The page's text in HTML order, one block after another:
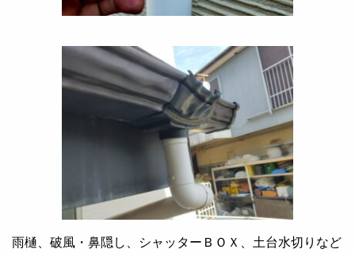
雨樋、破風・鼻隠し、シャッターＢＯＸ、土台水切りなど